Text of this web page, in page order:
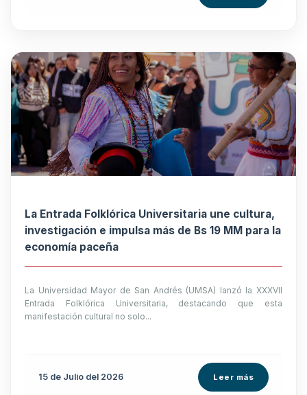
La Entrada Folklórica Universitaria une cultura,
investigación e impulsa más de Bs 19 MM para la
economía paceña
La Universidad Mayor de San Andrés (UMSA) lanzó la XXXVII
Entrada Folklórica Universitaria, destacando que esta
manifestación cultural no solo...
15 de Julio del 2026 Leer más